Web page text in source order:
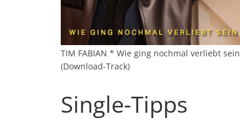
TIM FABIAN * Wie ging nochmal verliebt sein
(Download-Track)
Single-Tipps